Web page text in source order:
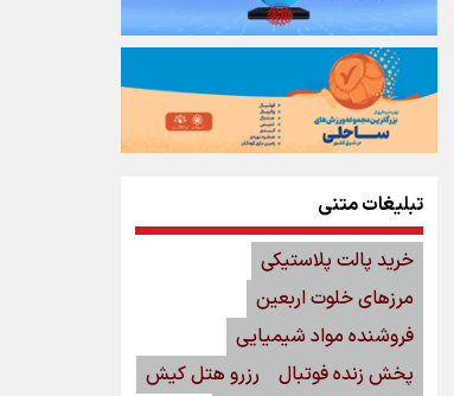
تبلیغات متنی
خرید پالت پلاستیکی
مرزهای خلوت اربعین
فروشنده مواد شیمیایی
پخش زنده فوتبال
رزرو هتل کیش